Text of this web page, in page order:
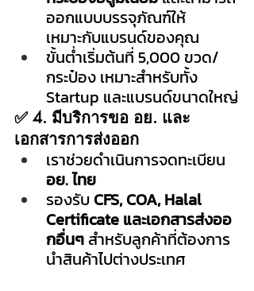
ออกแบบบรรจุภัณฑ์ให้
เหมาะกับแบรนด์ของคุณ
ขั้นต่ำเริ่มต้นที่ 5,000 ขวด/
กระป๋อง เหมาะสำหรับทั้ง
Startup และแบรนด์ขนาดใหญ่
✅ 4. มีบริการขอ อย. และ
เอกสารการส่งออก
เราช่วยดำเนินการจดทะเบียน
อย. ไทย
รองรับ CFS, COA, Halal
Certificate และเอกสารส่งออ
กอื่นๆ สำหรับลูกค้าที่ต้องการ
นำสินค้าไปต่างประเทศ